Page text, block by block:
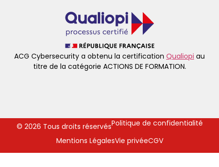
ACG Cybersecurity a obtenu la certification Qualiopi au
titre de la catégorie ACTIONS DE FORMATION.
© 2026 Tous droits réservés
CGV
Politique de confidentialité
Mentions LégalesVie privée